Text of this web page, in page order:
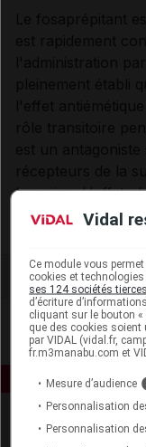
humaine. L'effet
est attribué à l'
Vidal
Ce module vous
cookies et
ses 124 sociétés tierces
d’écriture
cliquant sur le bouton
que des cookies
par VIDAL (vidal.fr,
fr.m3manabu.com et
Mesure d’audience
Personnalisation
Personnalisation